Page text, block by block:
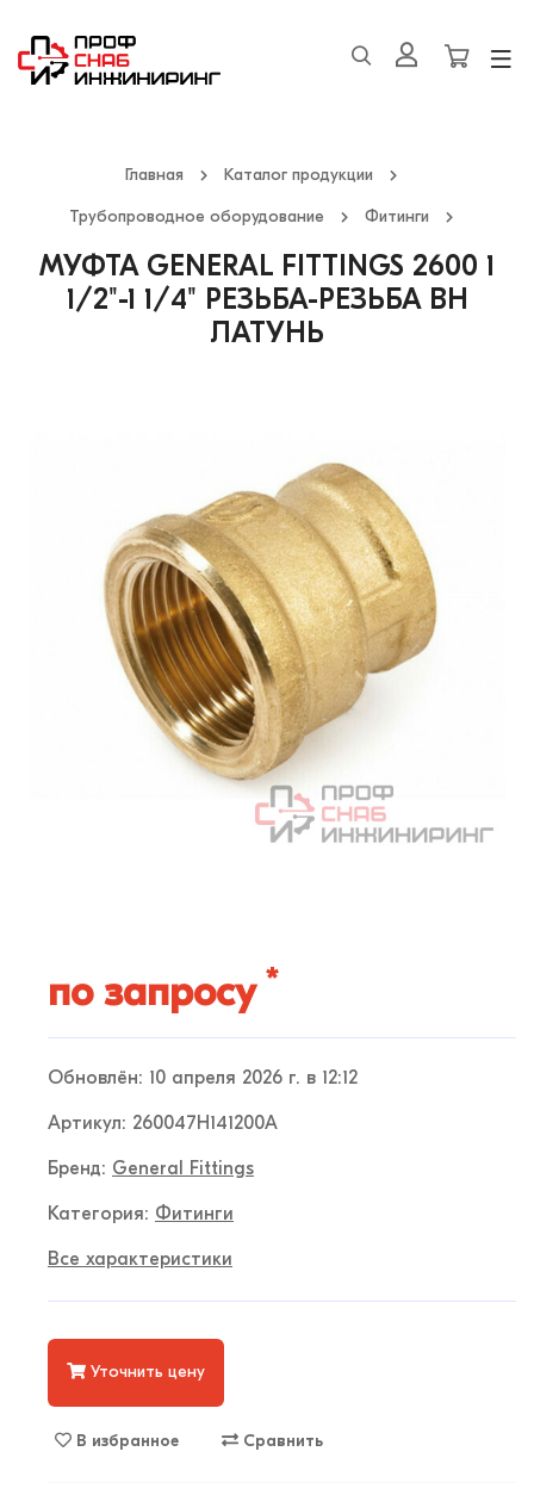
Главная Каталог продукции
Трубопроводное оборудование Фитинги
МУФТА GENERAL FITTINGS 2600 1
1/2"-1 1/4" РЕЗЬБА-РЕЗЬБА ВН
ЛАТУНЬ
по запросу *
Обновлён: 10 апреля 2026 г. в 12:12
Артикул: 260047H141200A
Бренд: General Fittings
Категория: Фитинги
Все характеристики
Уточнить цену
В избранное Сравнить